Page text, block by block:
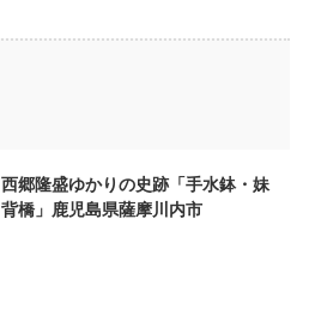
西郷隆盛ゆかりの史跡「手水鉢・妹
背橋」鹿児島県薩摩川内市